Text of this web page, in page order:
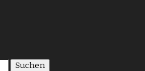
Suchen